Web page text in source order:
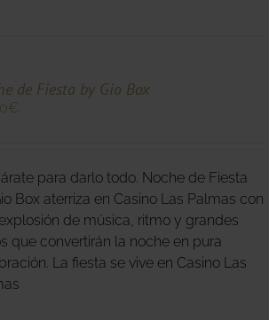
de Fiesta by Gio Box
€
para darlo todo. Noche de Fiesta
Box aterriza en Casino Las Palmas con
de música, ritmo y grandes
que convertirán la noche en pura
La fiesta se vive en Casino Las